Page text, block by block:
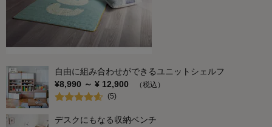
価格
機能
購入商品： トリ, 約70×100
使用場所： リビング
購入のきっかけ：
自由に組み合わせができるユニットシェルフ
¥8,990 ～ ¥ 12,900
（税込）
(5)
デスクにもなる収納ベンチ